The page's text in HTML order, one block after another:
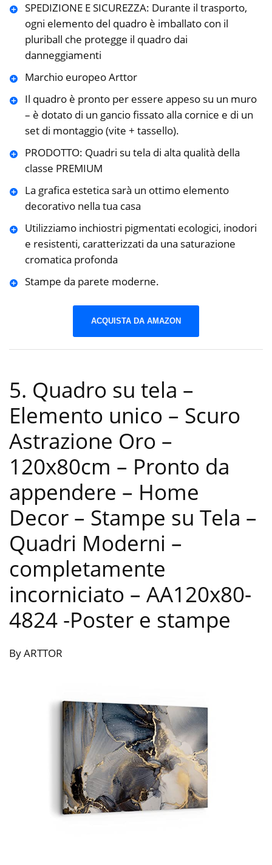
SPEDIZIONE E SICUREZZA: Durante il trasporto,
ogni elemento del quadro è imballato con il
pluriball che protegge il quadro dai
danneggiamenti
Marchio europeo Arttor
Il quadro è pronto per essere appeso su un muro
– è dotato di un gancio fissato alla cornice e di un
set di montaggio (vite + tassello).
PRODOTTO: Quadri su tela di alta qualità della
classe PREMIUM
La grafica estetica sarà un ottimo elemento
decorativo nella tua casa
Utilizziamo inchiostri pigmentati ecologici, inodori
e resistenti, caratterizzati da una saturazione
cromatica profonda
Stampe da parete moderne.
ACQUISTA DA AMAZON
5. Quadro su tela –
Elemento unico – Scuro
Astrazione Oro –
120x80cm – Pronto da
appendere – Home
Decor – Stampe su Tela –
Quadri Moderni –
completamente
incorniciato – AA120x80-
4824 -Poster e stampe
By ARTTOR